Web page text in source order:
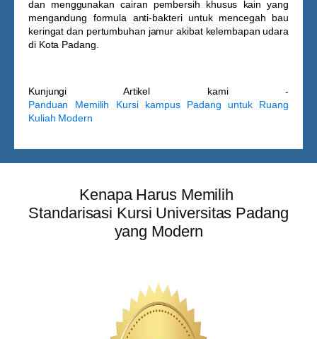
dan menggunakan cairan pembersih khusus kain yang
mengandung formula anti-bakteri untuk mencegah bau
keringat dan pertumbuhan jamur akibat kelembapan udara
di Kota Padang.
Kunjungi Artikel kami -
Panduan Memilih Kursi kampus Padang untuk Ruang
Kuliah Modern
Kenapa Harus Memilih
Standarisasi Kursi Universitas Padang
yang Modern